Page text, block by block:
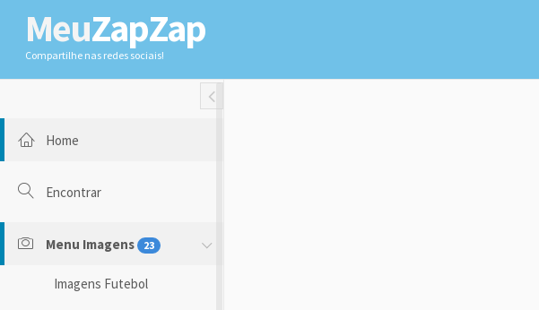
MeuZapZap
Compartilhe nas redes sociais!
Toggle Fullwidth
Home
Encontrar
Menu Imagens 23
Imagens Futebol